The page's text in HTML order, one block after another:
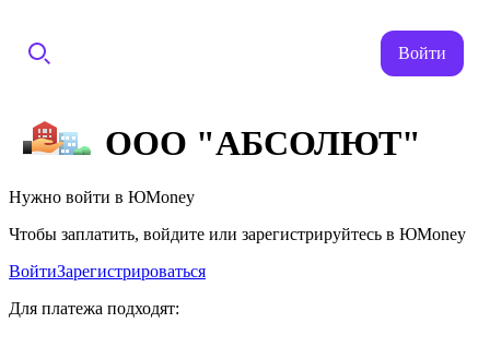
Войти
ООО "АБСОЛЮТ"
Нужно войти в ЮMoney
Чтобы заплатить, войдите или зарегистрируйтесь в ЮMoney
ВойтиЗарегистрироваться
Для платежа подходят: